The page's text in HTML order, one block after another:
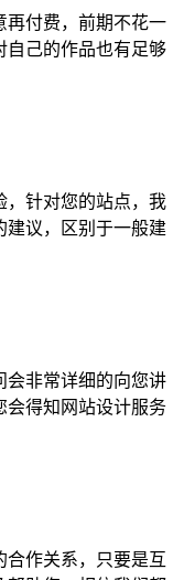
再付费，前期不花一
自己的作品也有足够
，针对您的站点，我
建议，区别于一般建
会非常详细的向您讲
会得知网站设计服务
合作关系，只要是互